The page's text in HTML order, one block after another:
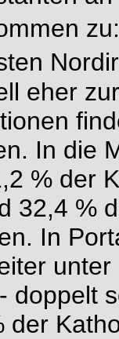
eher
In die
% der
32,4 %
In
doppelt
der